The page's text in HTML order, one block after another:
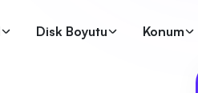
Disk Boyutu Konum